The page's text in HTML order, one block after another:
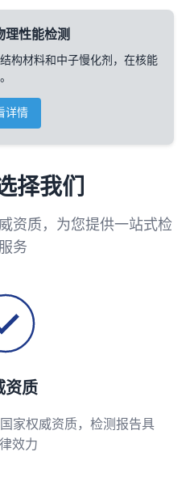
理性能检测
构材料和中子慢化剂，在核能
详情
择我们
资质，为您提供一站式检
务
资质
家权威资质，检测报告具
效力